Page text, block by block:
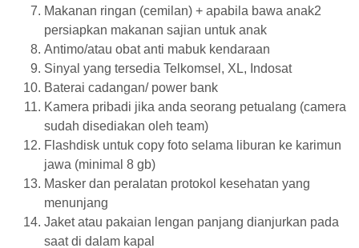
Makanan ringan (cemilan) + apabila bawa anak2
persiapkan makanan sajian untuk anak
Antimo/atau obat anti mabuk kendaraan
Sinyal yang tersedia Telkomsel, XL, Indosat
Baterai cadangan/ power bank
Kamera pribadi jika anda seorang petualang (camera
sudah disediakan oleh team)
Flashdisk untuk copy foto selama liburan ke karimun
jawa (minimal 8 gb)
Masker dan peralatan protokol kesehatan yang
menunjang
Jaket atau pakaian lengan panjang dianjurkan pada
saat di dalam kapal